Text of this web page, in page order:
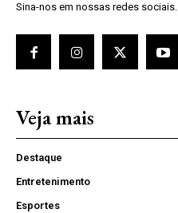
Sina-nos em nossas redes sociais.
Veja mais
Destaque
Entretenimento
Esportes